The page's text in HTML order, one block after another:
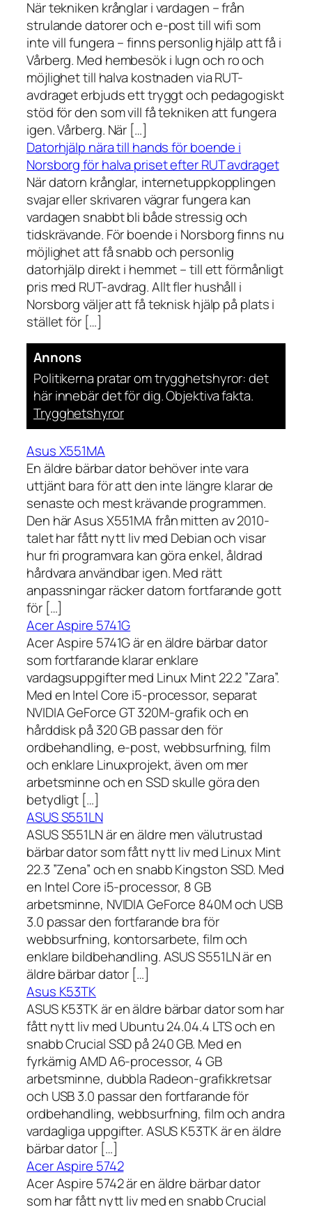
När tekniken krånglar i vardagen – från
strulande datorer och e-post till wifi som
inte vill fungera – finns personlig hjälp att få i
Vårberg. Med hembesök i lugn och ro och
möjlighet till halva kostnaden via RUT-
avdraget erbjuds ett tryggt och pedagogiskt
stöd för den som vill få tekniken att fungera
igen. Vårberg. När […]
Datorhjälp nära till hands för boende i
Norsborg för halva priset efter RUT avdraget
När datorn krånglar, internetuppkopplingen
svajar eller skrivaren vägrar fungera kan
vardagen snabbt bli både stressig och
tidskrävande. För boende i Norsborg finns nu
möjlighet att få snabb och personlig
datorhjälp direkt i hemmet – till ett förmånligt
pris med RUT-avdrag. Allt fler hushåll i
Norsborg väljer att få teknisk hjälp på plats i
stället för […]
Annons
Politikerna pratar om trygghetshyror: det
här innebär det för dig. Objektiva fakta.
Trygghetshyror
Asus X551MA
En äldre bärbar dator behöver inte vara
uttjänt bara för att den inte längre klarar de
senaste och mest krävande programmen.
Den här Asus X551MA från mitten av 2010-
talet har fått nytt liv med Debian och visar
hur fri programvara kan göra enkel, åldrad
hårdvara användbar igen. Med rätt
anpassningar räcker datorn fortfarande gott
för […]
Acer Aspire 5741G
Acer Aspire 5741G är en äldre bärbar dator
som fortfarande klarar enklare
vardagsuppgifter med Linux Mint 22.2 ”Zara”.
Med en Intel Core i5-processor, separat
NVIDIA GeForce GT 320M-grafik och en
hårddisk på 320 GB passar den för
ordbehandling, e-post, webbsurfning, film
och enklare Linuxprojekt, även om mer
arbetsminne och en SSD skulle göra den
betydligt […]
ASUS S551LN
ASUS S551LN är en äldre men välutrustad
bärbar dator som fått nytt liv med Linux Mint
22.3 ”Zena” och en snabb Kingston SSD. Med
en Intel Core i5-processor, 8 GB
arbetsminne, NVIDIA GeForce 840M och USB
3.0 passar den fortfarande bra för
webbsurfning, kontorsarbete, film och
enklare bildbehandling. ASUS S551LN är en
äldre bärbar dator […]
Asus K53TK
ASUS K53TK är en äldre bärbar dator som har
fått nytt liv med Ubuntu 24.04.4 LTS och en
snabb Crucial SSD på 240 GB. Med en
fyrkärnig AMD A6-processor, 4 GB
arbetsminne, dubbla Radeon-grafikkretsar
och USB 3.0 passar den fortfarande för
ordbehandling, webbsurfning, film och andra
vardagliga uppgifter. ASUS K53TK är en äldre
bärbar dator […]
Acer Aspire 5742
Acer Aspire 5742 är en äldre bärbar dator
som har fått nytt liv med en snabb Crucial